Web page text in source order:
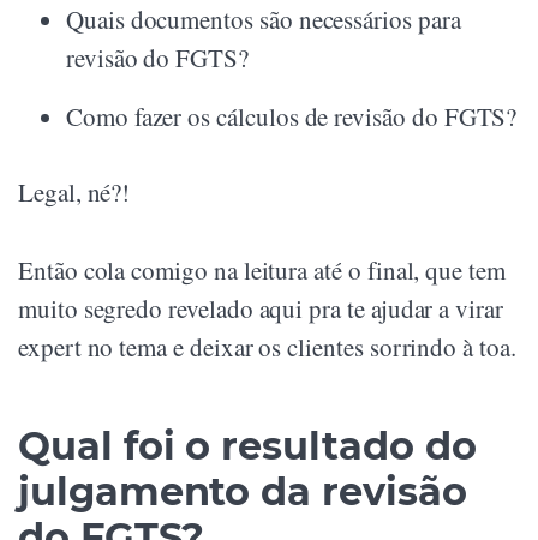
Quais documentos são necessários para
revisão do FGTS?
Como fazer os cálculos de revisão do FGTS?
Legal, né?!
Então cola comigo na leitura até o final, que tem
muito segredo revelado aqui pra te ajudar a virar
expert no tema e deixar os clientes sorrindo à toa.
Qual foi o resultado do
julgamento da revisão